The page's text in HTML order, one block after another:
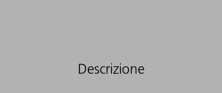
Descrizione